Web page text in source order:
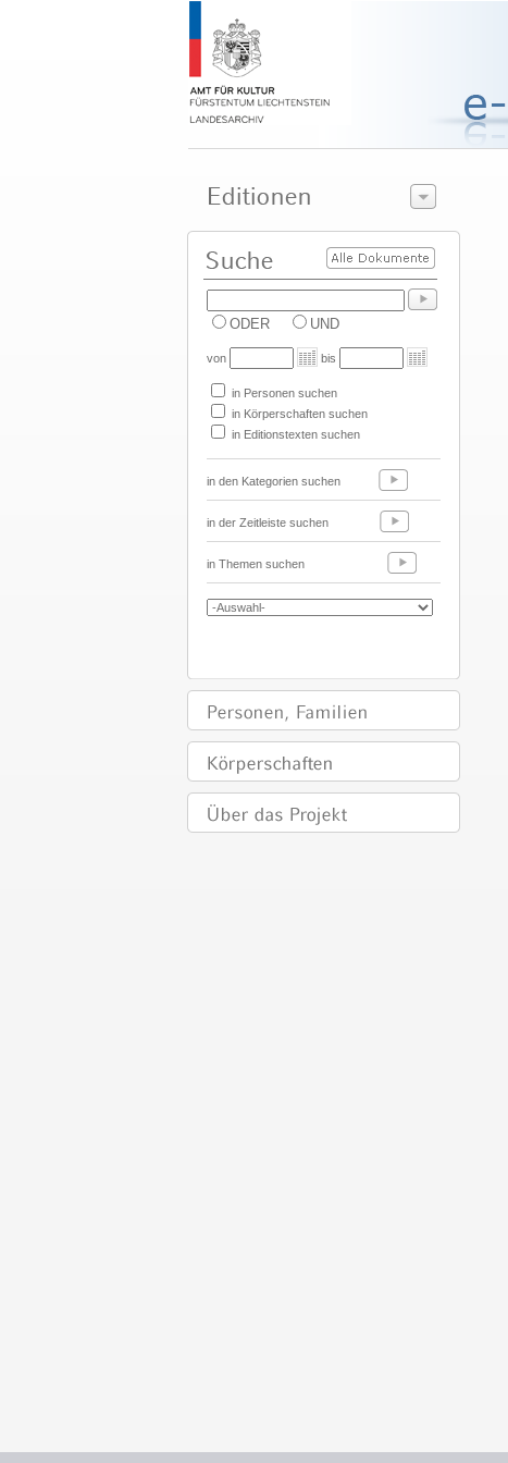
ODER UND
von bis
in Personen suchen
in Körperschaften suchen
in Editionstexten suchen
in den Kategorien suchen
in der Zeitleiste suchen
in Themen suchen